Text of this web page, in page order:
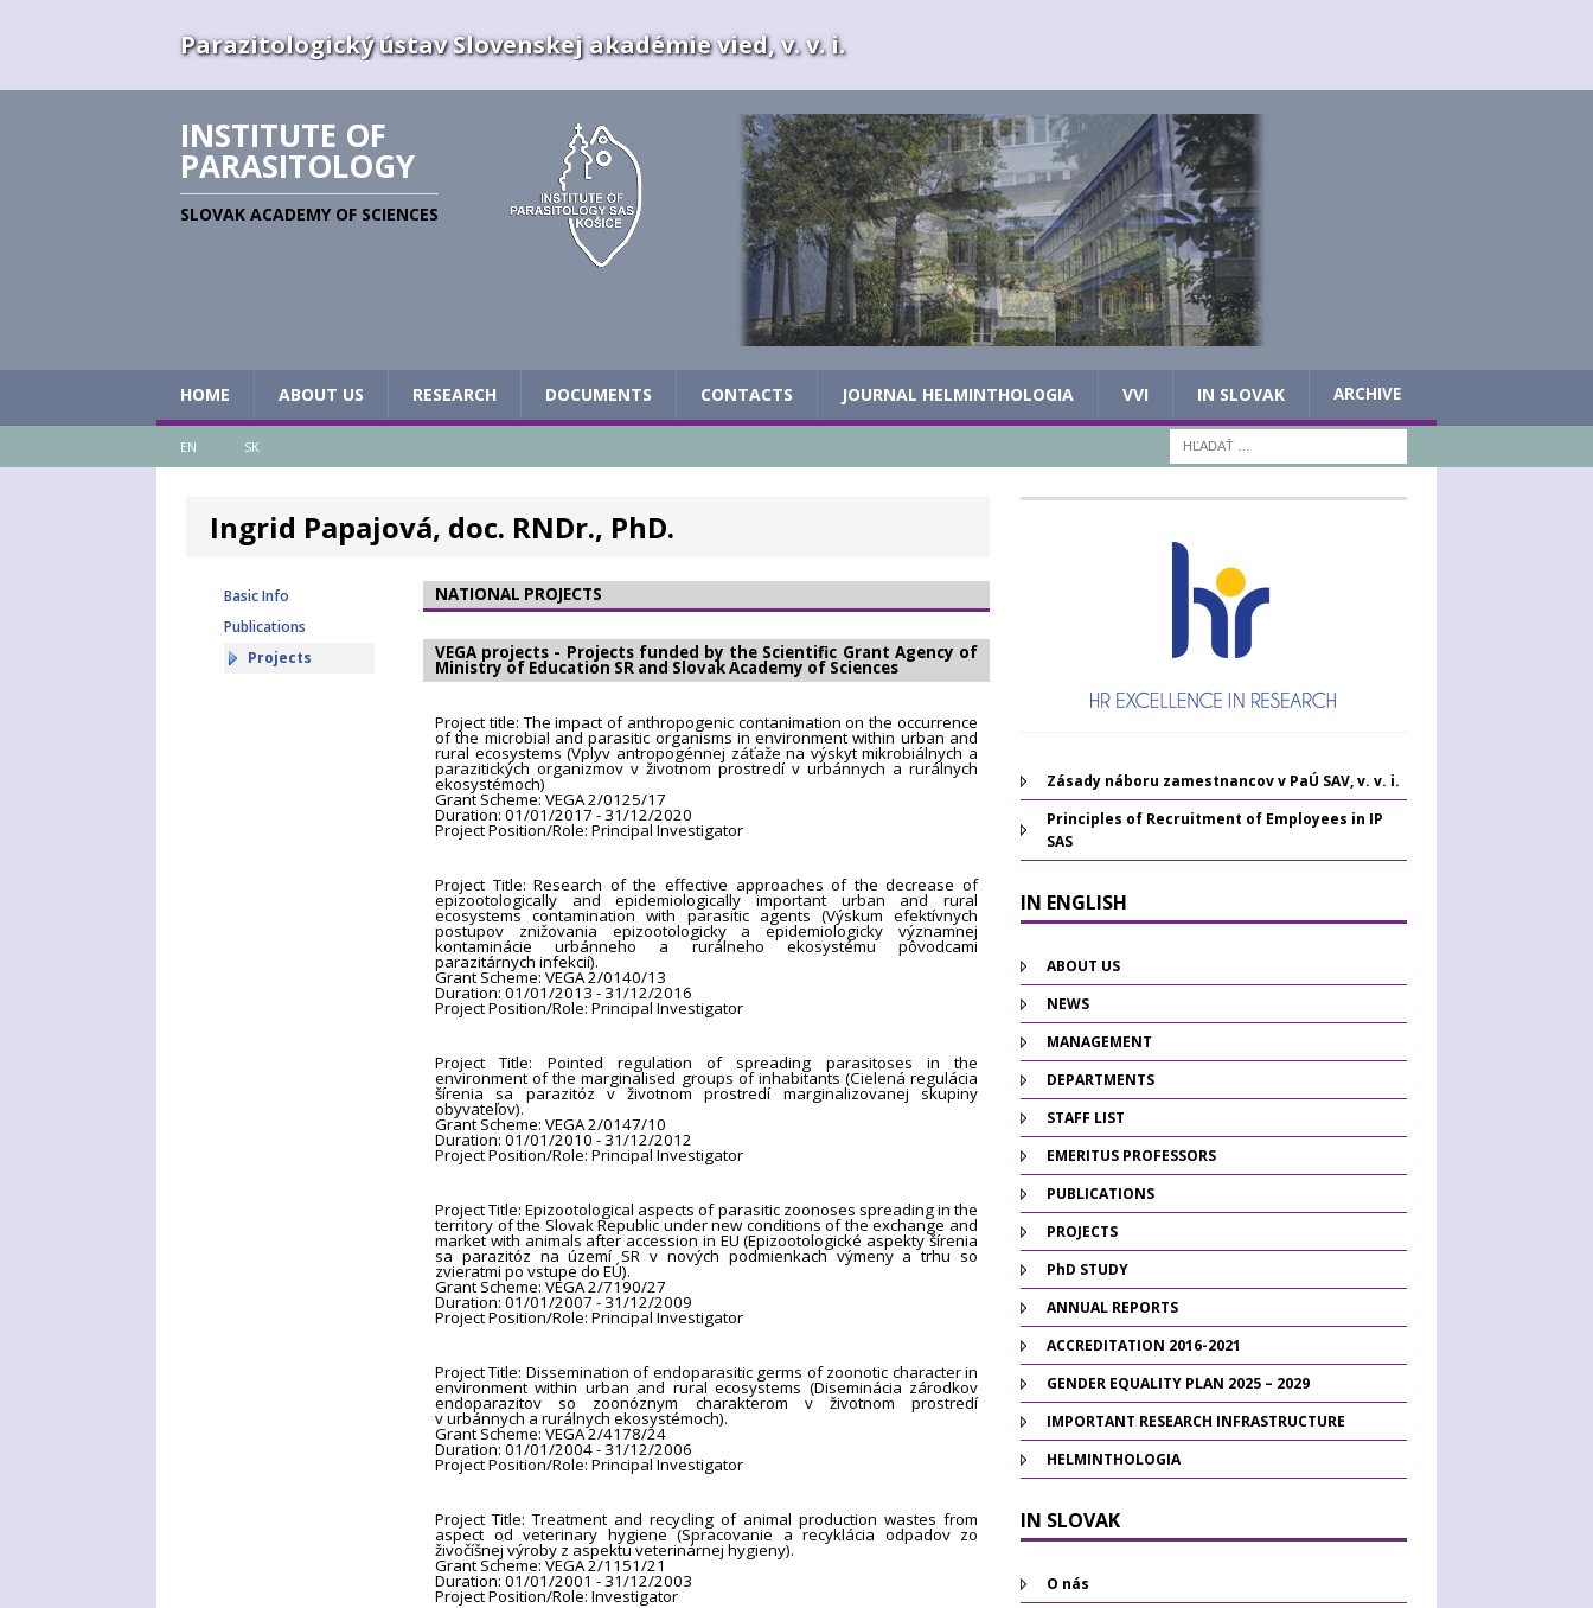
Parazitologický ústav Slovenskej akadémie vied, v. v. i.
INSTITUTE OF
PARASITOLOGY
SLOVAK ACADEMY OF SCIENCES
HOME ABOUT US RESEARCH DOCUMENTS CONTACTS JOURNAL HELMINTHOLOGIA VVI IN SLOVAK ARCHIVE
EN SK
Ingrid Papajová, doc. RNDr., PhD.
Basic Info
Publications
Projects
NATIONAL PROJECTS
VEGA projects - Projects funded by the Scientific Grant Agency of
Ministry of Education SR and Slovak Academy of Sciences
Project title: The impact of anthropogenic contanimation on the occurrence
of the microbial and parasitic organisms in environment within urban and
rural ecosystems (Vplyv antropogénnej záťaže na výskyt mikrobiálnych a
parazitických organizmov v životnom prostredí v urbánnych a rurálnych
ekosystémoch)
Grant Scheme: VEGA 2/0125/17
Duration: 01/01/2017 - 31/12/2020
Project Position/Role: Principal Investigator
Project Title: Research of the effective approaches of the decrease of
epizootologically and epidemiologically important urban and rural
ecosystems contamination with parasitic agents (Výskum efektívnych
postupov znižovania epizootologicky a epidemiologicky významnej
kontaminácie urbánneho a rurálneho ekosystému pôvodcami
parazitárnych infekcií).
Grant Scheme: VEGA 2/0140/13
Duration: 01/01/2013 - 31/12/2016
Project Position/Role: Principal Investigator
Project Title: Pointed regulation of spreading parasitoses in the
environment of the marginalised groups of inhabitants (Cielená regulácia
šírenia sa parazitóz v životnom prostredí marginalizovanej skupiny
obyvateľov).
Grant Scheme: VEGA 2/0147/10
Duration: 01/01/2010 - 31/12/2012
Project Position/Role: Principal Investigator
Project Title: Epizootological aspects of parasitic zoonoses spreading in the
territory of the Slovak Republic under new conditions of the exchange and
market with animals after accession in EU (Epizootologické aspekty šírenia
sa parazitóz na území SR v nových podmienkach výmeny a trhu so
zvieratmi po vstupe do EÚ).
Grant Scheme: VEGA 2/7190/27
Duration: 01/01/2007 - 31/12/2009
Project Position/Role: Principal Investigator
Project Title: Dissemination of endoparasitic germs of zoonotic character in
environment within urban and rural ecosystems (Diseminácia zárodkov
endoparazitov so zoonóznym charakterom v životnom prostredí
v urbánnych a rurálnych ekosystémoch).
Grant Scheme: VEGA 2/4178/24
Duration: 01/01/2004 - 31/12/2006
Project Position/Role: Principal Investigator
Project Title: Treatment and recycling of animal production wastes from
aspect od veterinary hygiene (Spracovanie a recyklácia odpadov zo
živočíšnej výroby z aspektu veterinárnej hygieny).
Grant Scheme: VEGA 2/1151/21
Duration: 01/01/2001 - 31/12/2003
Project Position/Role: Investigator
Zásady náboru zamestnancov v PaÚ SAV, v. v. i.
Principles of Recruitment of Employees in IP
SAS
IN ENGLISH
ABOUT US
NEWS
MANAGEMENT
DEPARTMENTS
STAFF LIST
EMERITUS PROFESSORS
PUBLICATIONS
PROJECTS
PhD STUDY
ANNUAL REPORTS
ACCREDITATION 2016-2021
GENDER EQUALITY PLAN 2025 – 2029
IMPORTANT RESEARCH INFRASTRUCTURE
HELMINTHOLOGIA
IN SLOVAK
O nás